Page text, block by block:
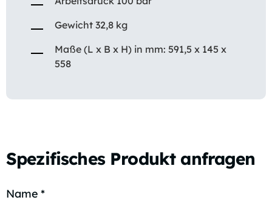
Gewicht 32,8 kg
Maße (L x B x H) in mm: 591,5 x 145 x
558
Spezifisches Produkt anfragen
Name *